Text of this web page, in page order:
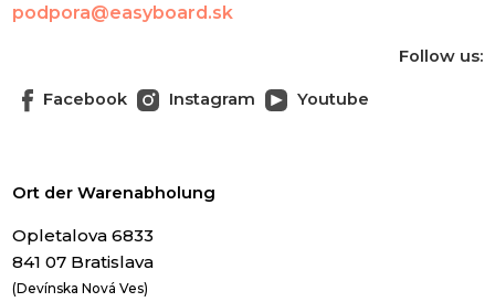
podpora@easyboard.sk
Follow us:
Facebook Instagram Youtube
Ort der Warenabholung
Opletalova 6833
841 07 Bratislava
(Devínska Nová Ves)